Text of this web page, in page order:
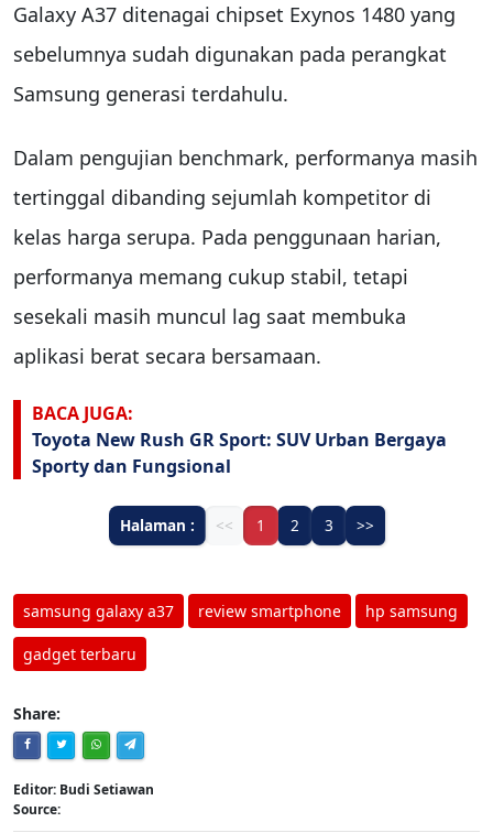
Galaxy A37 ditenagai chipset Exynos 1480 yang
sebelumnya sudah digunakan pada perangkat
Samsung generasi terdahulu.
Dalam pengujian benchmark, performanya masih
tertinggal dibanding sejumlah kompetitor di
kelas harga serupa. Pada penggunaan harian,
performanya memang cukup stabil, tetapi
sesekali masih muncul lag saat membuka
aplikasi berat secara bersamaan.
BACA JUGA:
Toyota New Rush GR Sport: SUV Urban Bergaya
Sporty dan Fungsional
Halaman : << 1 2 3 >>
samsung galaxy a37 review smartphone hp samsung
gadget terbaru
Share:
Editor: Budi Setiawan
Source: